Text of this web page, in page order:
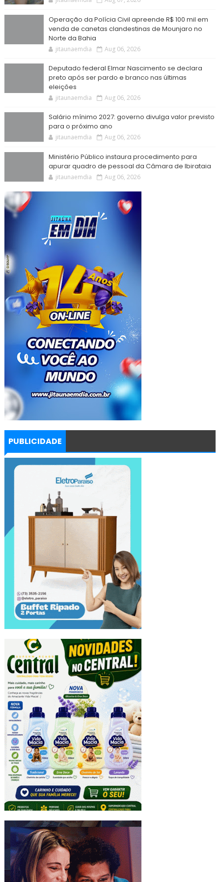
Operação da Polícia Civil apreende R$ 100 mil em
venda de canetas clandestinas de Mounjaro no
Norte da Bahia
jitaunaemdia Aug 06, 2026
Deputado federal Elmar Nascimento se declara
preto após ser pardo e branco nas últimas
eleições
jitaunaemdia Aug 06, 2026
Salário mínimo 2027: governo divulga valor previsto
para o próximo ano
jitaunaemdia Aug 06, 2026
Ministério Público instaura procedimento para
apurar quadro de pessoal da Câmara de Ibirataia
jitaunaemdia Aug 06, 2026
PUBLICIDADE